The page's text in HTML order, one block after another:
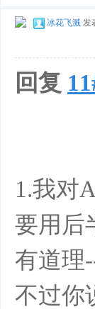
冰花飞溅 发
回复
1.我对
要用后
有道理
不过你